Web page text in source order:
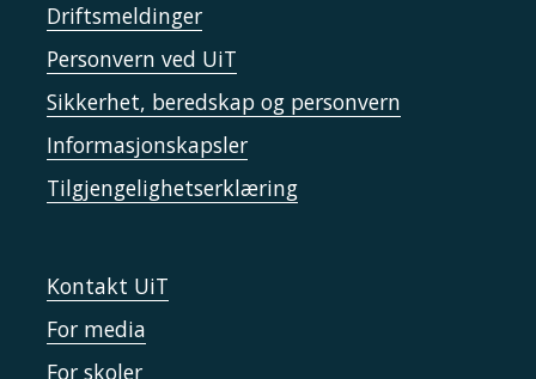
Driftsmeldinger
Personvern ved UiT
Sikkerhet, beredskap og personvern
Informasjonskapsler
Tilgjengelighetserklæring
Kontakt UiT
For media
For skoler